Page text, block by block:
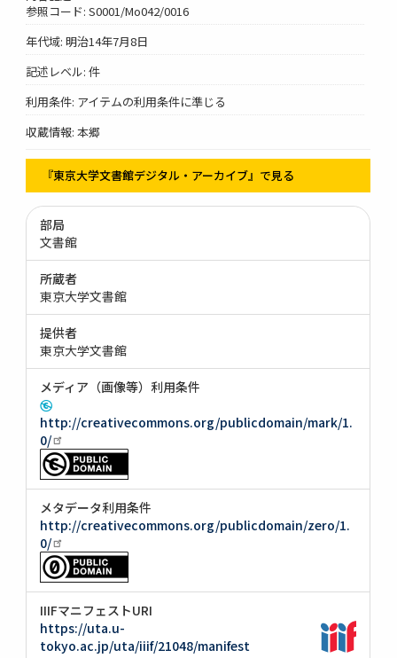
参照コード: S0001/Mo042/0016
年代域: 明治14年7月8日
記述レベル: 件
利用条件: アイテムの利用条件に準じる
収蔵情報: 本郷
『東京大学文書館デジタル・アーカイブ』で見る
部局
文書館
所蔵者
東京大学文書館
提供者
東京大学文書館
メディア（画像等）利用条件
http://creativecommons.org/publicdomain/mark/1.
0/
メタデータ利用条件
http://creativecommons.org/publicdomain/zero/1.
0/
IIIFマニフェストURI
https://uta.u-
tokyo.ac.jp/uta/iiif/21048/manifest